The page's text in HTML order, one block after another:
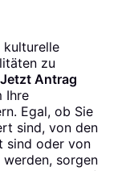
kulturelle
zu
Antrag
Ihre
Egal, ob Sie
sind, von den
sind oder von
sorgen